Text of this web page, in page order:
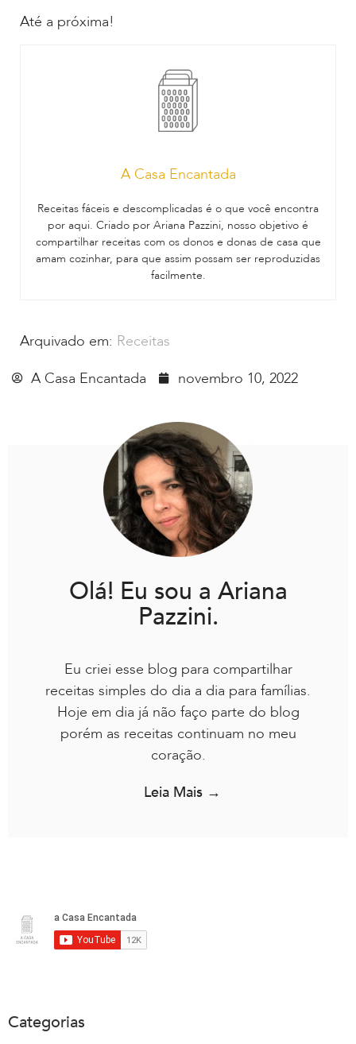
Até a próxima!
A Casa Encantada
Receitas fáceis e descomplicadas é o que você encontra
por aqui. Criado por Ariana Pazzini, nosso objetivo é
compartilhar receitas com os donos e donas de casa que
amam cozinhar, para que assim possam ser reproduzidas
facilmente.
Arquivado em: Receitas
A Casa Encantada
novembro 10, 2022
Olá! Eu sou a Ariana
Pazzini.
Eu criei esse blog para compartilhar
receitas simples do dia a dia para famílias.
Hoje em dia já não faço parte do blog
porém as receitas continuam no meu
coração.
Leia Mais →
Categorias